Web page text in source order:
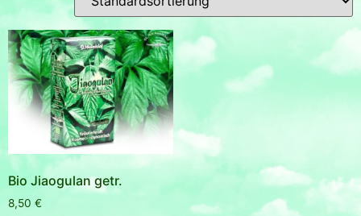
Bio Jiaogulan getr.
8,50 €